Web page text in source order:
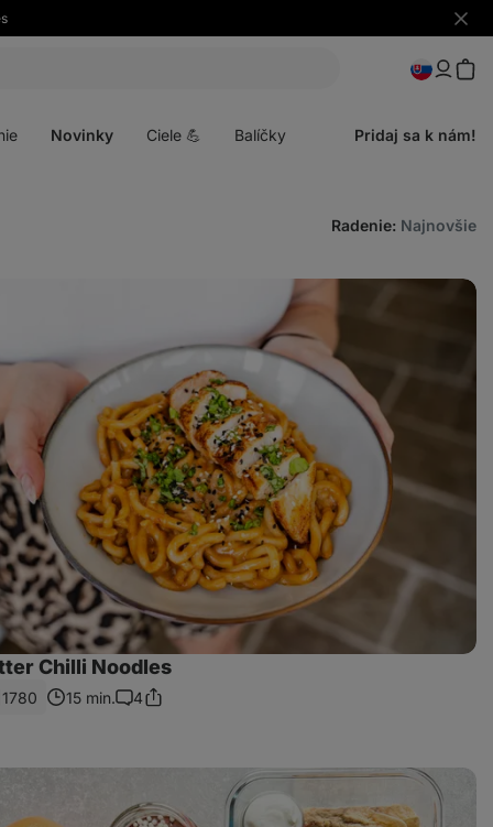
Skryť
Novinky Ciele 💪 Balíčky Pridaj sa k nám!
Radenie: Najnovšie
Chilli Noodles
1780 15 min.
Komentáre
4Zdieľať